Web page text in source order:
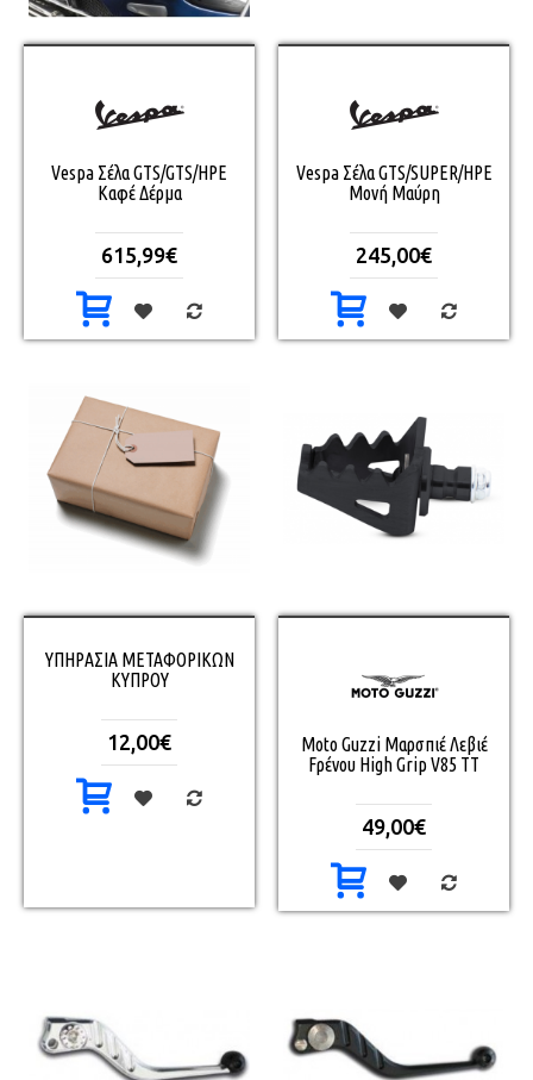
Vespa Σέλα GTS/GTS/HPE
Καφέ Δέρμα
615,99€
Vespa Σέλα GTS/SUPER/HPE
Μονή Μαύρη
245,00€
ΥΠΗΡΑΣΙΑ ΜΕΤΑΦΟΡΙΚΩΝ
ΚΥΠΡΟΥ
12,00€
Moto Guzzi Μαρσπιέ Λεβιέ
Fρένου High Grip V85 TT
49,00€